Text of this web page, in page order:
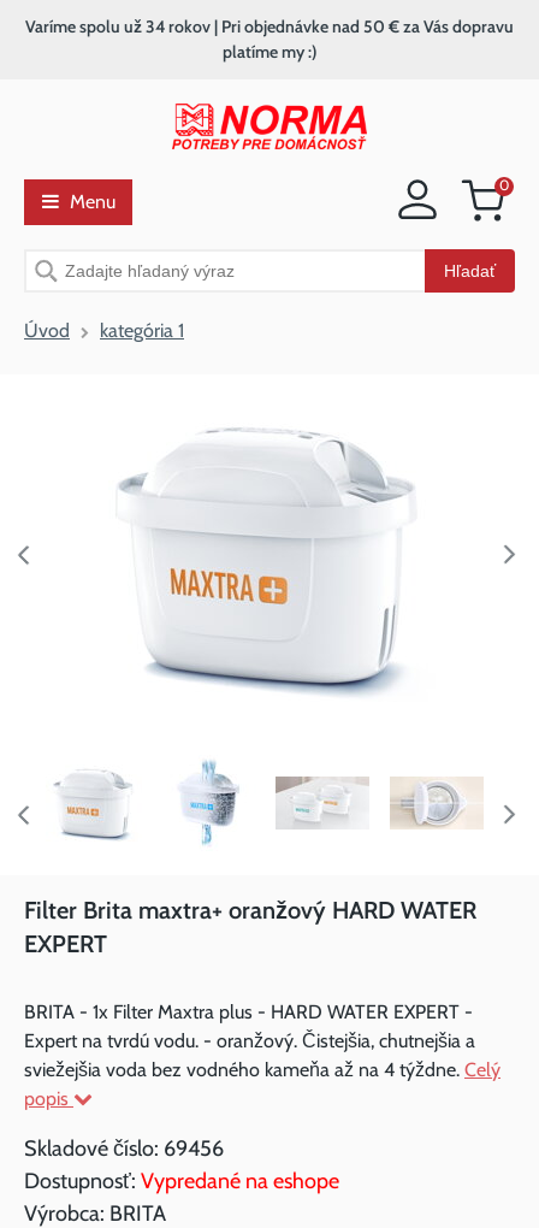
Nákupný
0
Vyhľadávanie Hľadať
Varíme spolu už 34 rokov | Pri objednávke nad 50 € za Vás dopravu
platíme my :)
Menu
Úvod kategória 1
Filter Brita maxtra+ oranžový HARD WATER
EXPERT
BRITA - 1x Filter Maxtra plus - HARD WATER EXPERT -
Expert na tvrdú vodu. - oranžový. Čistejšia, chutnejšia a
sviežejšia voda bez vodného kameňa až na 4 týždne. Celý
popis
Skladové číslo: 69456
Dostupnosť: Vypredané na eshope
Výrobca: BRITA